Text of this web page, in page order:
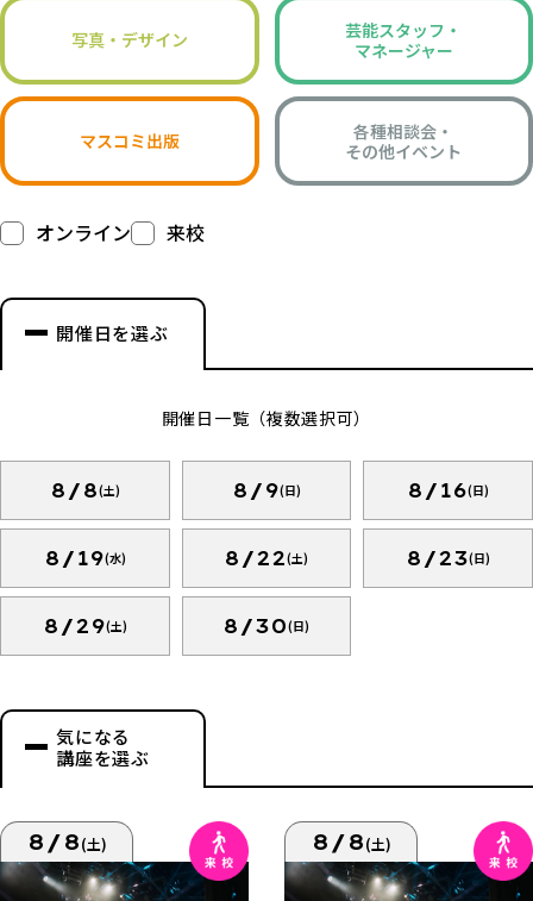
写真・デザイン
芸能スタッフ・
マネージャー
マスコミ出版
各種相談会・
その他イベント
オンライン 来校
開催日を選ぶ
開催日一覧（複数選択可）
8/8(土) 8/9(日) 8/16(日)
8/19(水) 8/22(土) 8/23(日)
8/29(土) 8/30(日)
気になる
講座を選ぶ
8/8(土) 8/8(土)